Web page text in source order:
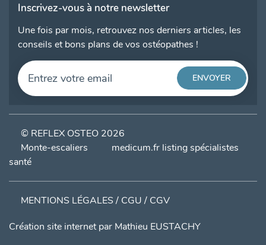
Inscrivez-vous à notre newsletter
Une fois par mois, retrouvez nos derniers articles, les
conseils et bons plans de vos ostéopathes !
© REFLEX OSTEO 2026
Monte-escaliers
medicum.fr listing spécialistes
santé
MENTIONS LÉGALES / CGU / CGV
Création site internet par Mathieu EUSTACHY